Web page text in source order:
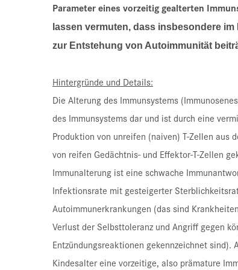
Parameter eines vorzeitig gealterten
lassen vermuten, dass insbesondere
zur Entstehung von Autoimmunität
Hintergründe und Details:
Die Alterung des Immunsystems
des Immunsystems dar und ist durch eine
Produktion von unreifen (naiven) T-Zellen aus
von reifen Gedächtnis- und Effektor-T-Zellen
Immunalterung ist eine schwache
Infektionsrate mit gesteigerter
Autoimmunerkrankungen (das sind
Verlust der Selbsttoleranz und Angriff gegen
Entzündungsreaktionen gekennzeichnet sind).
Kindesalter eine vorzeitige, also prämature